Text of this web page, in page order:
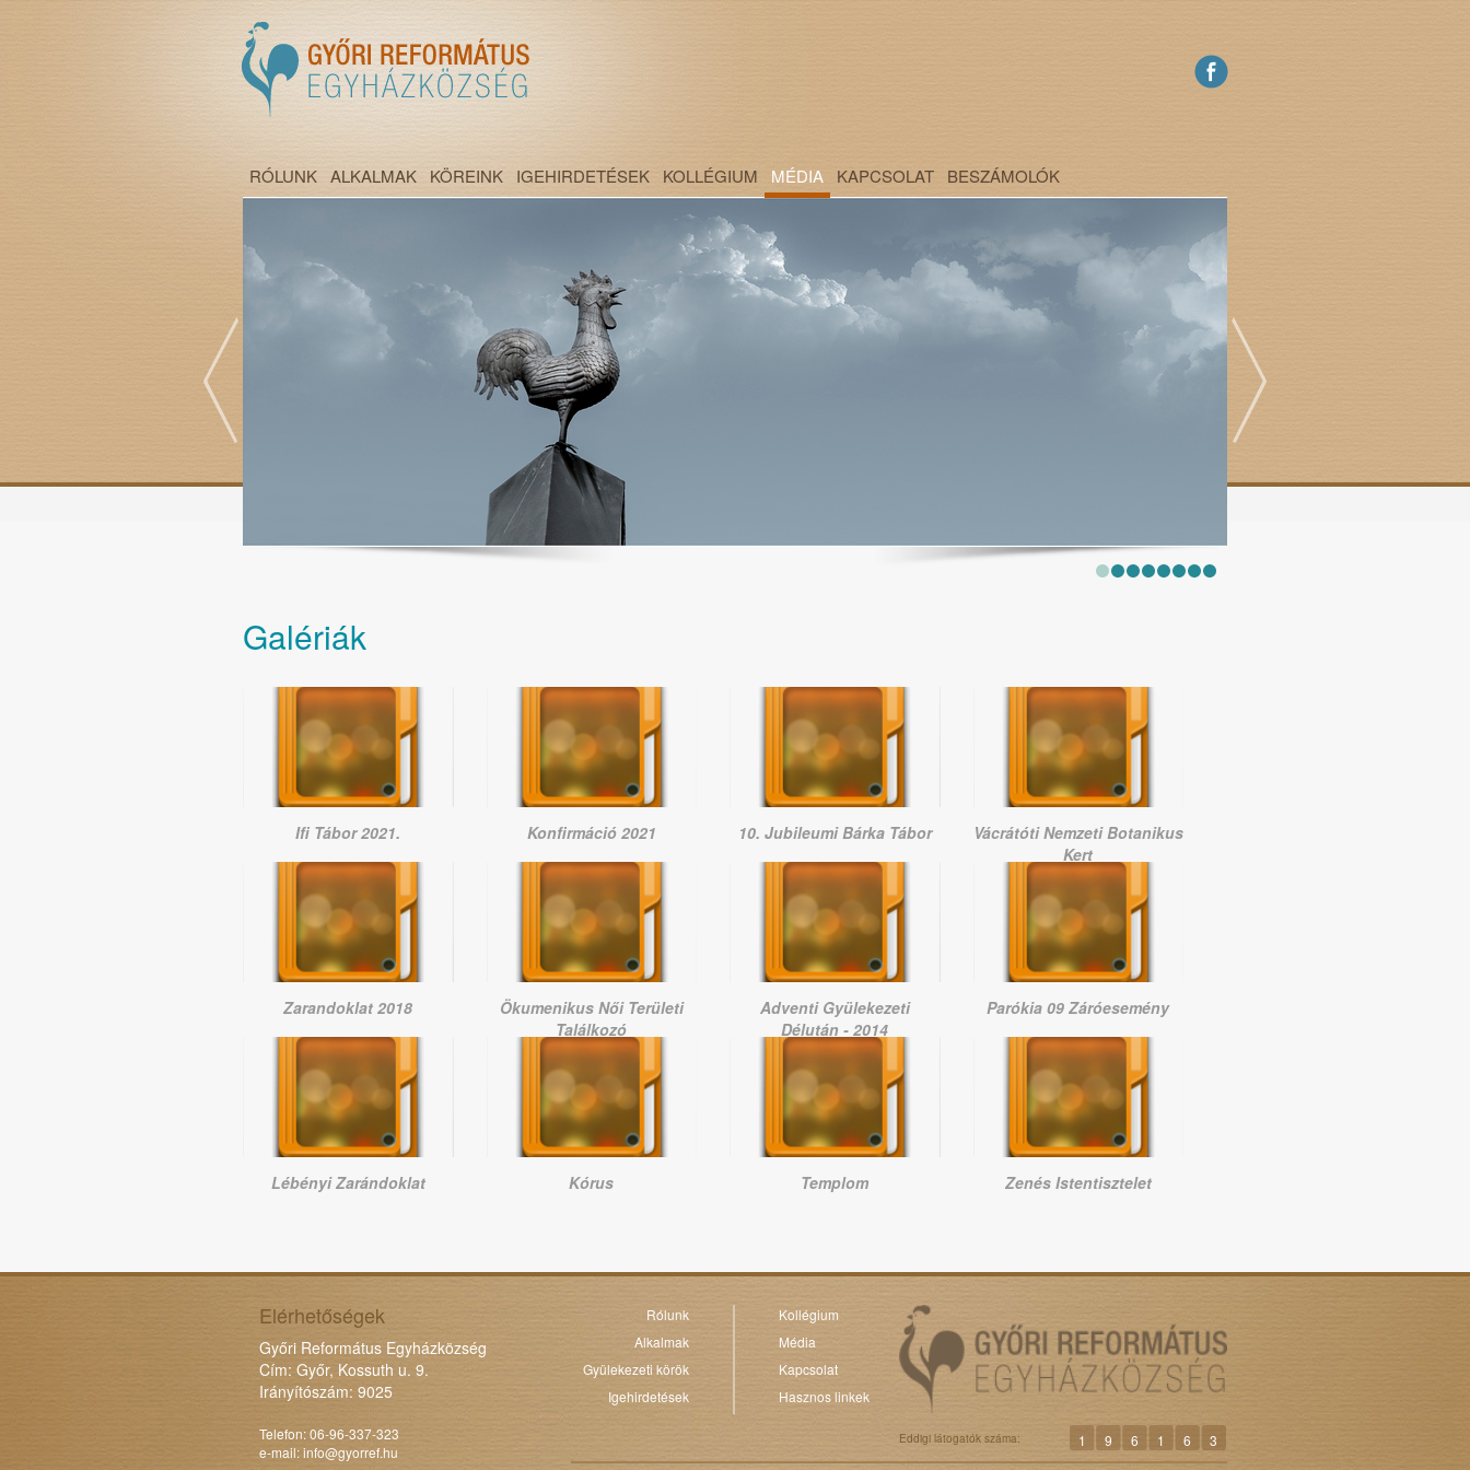
RÓLUNK ALKALMAK KÖREINK IGEHIRDETÉSEK KOLLÉGIUM MÉDIA KAPCSOLAT
BESZÁMOLÓK
Galériák
Ifi Tábor 2021. Konfirmáció 2021 10. Jubileumi Bárka Tábor
Vácrátóti Nemzeti Botanikus
Kert
Zarandoklat 2018
Ökumenikus Női Területi
Találkozó
Adventi Gyülekezeti
Délután - 2014
Parókia 09 Záróesemény
Lébényi Zarándoklat Kórus Templom Zenés Istentisztelet
Elérhetőségek
Győri Református Egyházközség
Cím: Győr, Kossuth u. 9.
Irányítószám: 9025
Telefon: 06-96-337-323
e-mail:info@gyorref.hu
Rólunk
Alkalmak
Gyülekezeti körök
Igehirdetések
Kollégium
Média
Kapcsolat
Hasznos linkek
Eddigi látogatók száma: 1 9 6 1 6 3